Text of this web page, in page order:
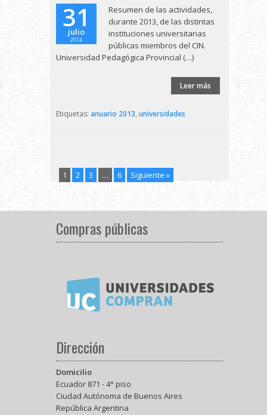
31
julio
2014
Resumen de las actividades,
durante 2013, de las distintas
instituciones universitarias
públicas miembros del CIN.
Universidad Pedagógica Provincial (…)
Leer más
Etiquetas: anuario 2013, universidades
1 2 3 … 6 Siguiente »
Compras públicas
Dirección
Domicilio
Ecuador 871 - 4° piso
Ciudad Autónoma de Buenos Aires
República Argentina